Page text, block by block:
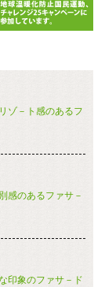
ゾ－ト感のあるフ
感のあるファサ－
印象のファサ－ド